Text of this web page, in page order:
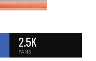
2.5K
FANS